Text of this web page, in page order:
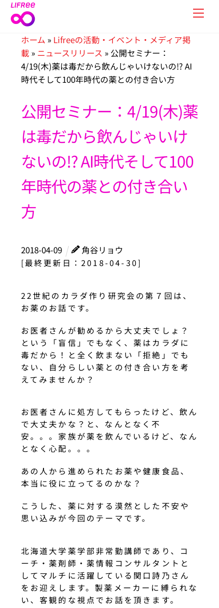
Skip
ホーム » Lifreeの活動・イベント・メディア掲
載 » ニュースリリース »公開セミナー：
4/19(木)薬は毒だから飲んじゃいけないの!? AI
時代そして100年時代の薬との付き合い方
公開セミナー：4/19(木)薬
は毒だから飲んじゃいけ
ないの!? AI時代そして100
年時代の薬との付き合い
方
2018-04-09
角谷リョウ
[最終更新日：2018-04-30]
22世紀のカラダ作り研究会の第７回は、
お薬のお話です。
お医者さんが勧めるから大丈夫でしょ？
という「盲信」でもなく、薬はカラダに
毒だから！と全く飲まない「拒絶」でも
ない、自分らしい薬との付き合い方を考
えてみませんか？
お医者さんに処方してもらったけど、飲ん
で大丈夫かな？と、なんとなく不
安。。。家族が薬を飲んでいるけど、なん
となく心配。。。
あの人から進められたお薬や健康食品、
本当に役に立ってるのかな？
こうした、薬に対する漠然とした不安や
思い込みが今回のテーマです。
北海道大学薬学部非常勤講師であり、コ
ーチ・薬剤師・薬情報コンサルタントと
してマルチに活躍している関口詩乃さん
をお迎えします。製薬メーカーに縛られな
い、客観的な視点でお話を頂きます。